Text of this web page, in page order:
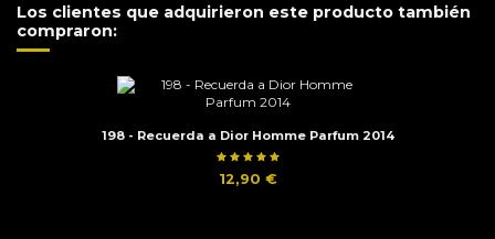
Los clientes que adquirieron este producto también
compraron:
198 - Recuerda a Dior Homme Parfum 2014
12,90 €